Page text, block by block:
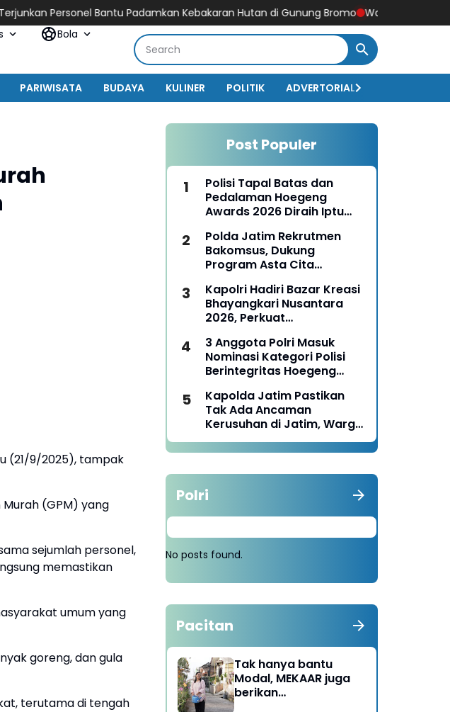
Bantu Padamkan Kebakaran Hutan di Gunung Bromo Wakapolri Dorong Personel
Bola
PARIWISATA BUDAYA KULINER POLITIK ADVERTORIAL
(21/9/2025), tampak
(GPM) yang
sejumlah personel,
memastikan
umum yang
goreng, dan gula
terutama di tengah
Post Populer
Polisi Tapal Batas dan
Pedalaman Hoegeng
Awards 2026 Diraih Iptu
Pengabdian Humanis di
Nduga
Polda Jatim Rekrutmen
Bakomsus, Dukung
Program Asta Cita
Kapolri Hadiri Bazar Kreasi
Bhayangkari Nusantara
2026, Perkuat
Budaya Lokal
3 Anggota Polri Masuk
Nominasi Kategori Polisi
Berintegritas Hoegeng
Kapolda Jatim Pastikan
Tak Ada Ancaman
Kerusuhan di Jatim, Warga
Diminta Tak Percaya Hoaks
Polri
No posts found.
Pacitan
Tak hanya bantu
Modal, MEKAAR juga
berikan